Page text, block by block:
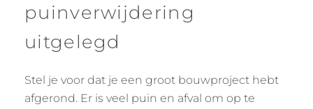
puinverwijdering
uitgelegd
Stel je voor dat je een groot bouwproject hebt
afgerond. Er is veel puin en afval om op te